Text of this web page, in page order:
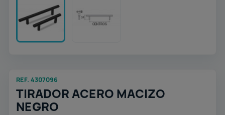
REF. 4307096
TIRADOR ACERO MACIZO
NEGRO